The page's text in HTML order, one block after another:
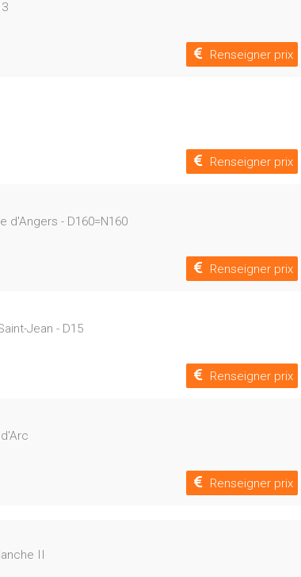
Renseigner prix
Renseigner prix
d'Angers - D160=N160
Renseigner prix
Jean - D15
Renseigner prix
Renseigner prix
II